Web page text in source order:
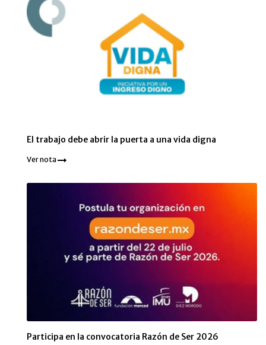
El trabajo debe abrir la puerta a una vida digna
Ver nota
Participa en la convocatoria Razón de Ser 2026